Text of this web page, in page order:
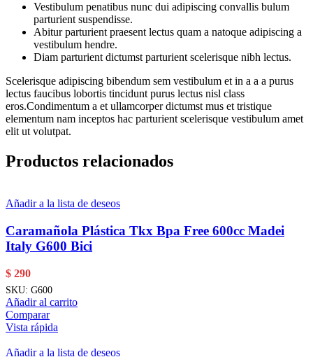
Vestibulum penatibus nunc dui adipiscing convallis bulum
parturient suspendisse.
Abitur parturient praesent lectus quam a natoque adipiscing a
vestibulum hendre.
Diam parturient dictumst parturient scelerisque nibh lectus.
Scelerisque adipiscing bibendum sem vestibulum et in a a a purus
lectus faucibus lobortis tincidunt purus lectus nisl class
eros.Condimentum a et ullamcorper dictumst mus et tristique
elementum nam inceptos hac parturient scelerisque vestibulum amet
elit ut volutpat.
Productos relacionados
Añadir a la lista de deseos
Caramañola Plástica Tkx Bpa Free 600cc Madei
Italy G600 Bici
$ 290
SKU: G600
Añadir al carrito
Comparar
Vista rápida
Añadir a la lista de deseos